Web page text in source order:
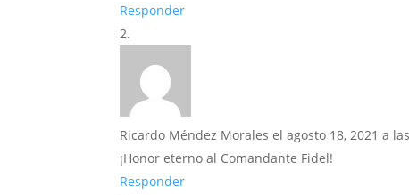
Responder
Ricardo Méndez Morales el agosto 18, 2021 a
¡Honor eterno al Comandante Fidel!
Responder